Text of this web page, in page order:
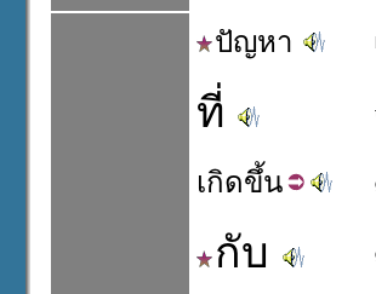
ปัญหา
ที่
เกิดขึ้น
กับ